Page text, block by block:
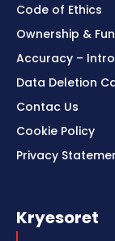
Code of Ethics
Ownership &
Accuracy –
Data Deletion
Contac Us
Cookie Policy
Privacy
Kryesoret